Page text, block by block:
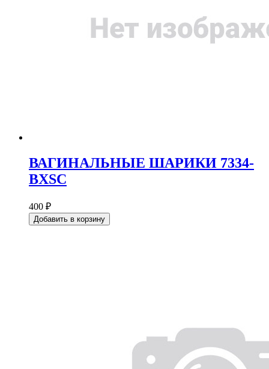
ВАГИНАЛЬНЫЕ ШАРИКИ 7334-
BXSC
400 ₽
Добавить в корзину